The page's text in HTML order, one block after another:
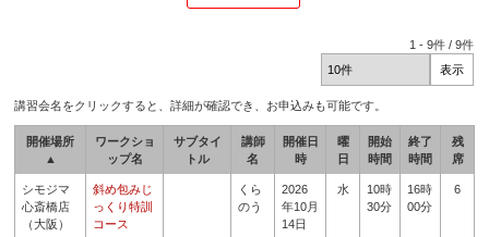
1 -9件 /9件
講習会名をクリックすると、詳細が確認でき、お申込みも可能です。
開催場所
▲
ワークショ
ップ名
サブタイ
トル
講師
名
開催日
時
曜
日
開始
時間
終了
時間
残
席
シモジマ
心斎橋店
（大阪）
斜め包みじ
っくり特訓
コース
くら
のう
2026
年10月
14日
水
10時
30分
16時
00分
6